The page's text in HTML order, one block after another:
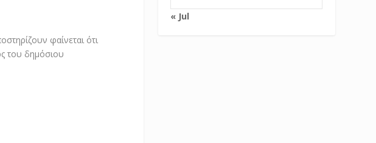
φαίνεται ότι
του δημόσιου
« Jul